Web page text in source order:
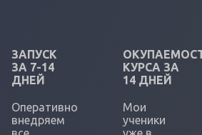
ЗАПУСК
ЗА 7-14
ДНЕЙ
Оперативно
внедряем
КУРСА ЗА
14 ДНЕЙ
Мои
ученики